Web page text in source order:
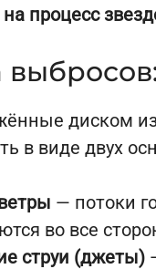
процесс
диском
в виде двух
— потоки
во все
струи (джеты)